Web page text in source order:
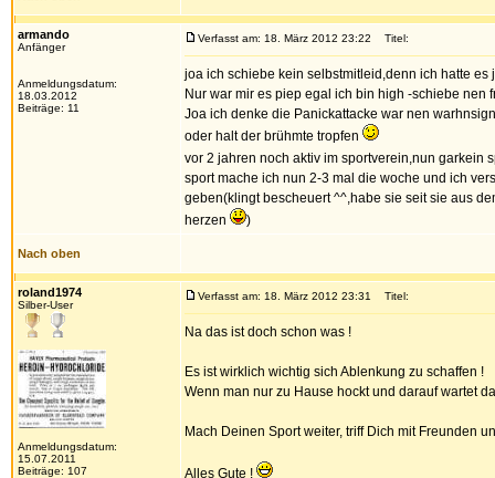
armando
Anfänger
Anmeldungsdatum:
18.03.2012
Beiträge: 11
Verfasst am: 18. März 2012 23:22 Titel:
joa ich schiebe kein selbstmitleid,denn ich hatte
Nur war mir es piep egal ich bin high -schiebe nen
Joa ich denke die Panickattacke war nen
oder halt der brühmte tropfen
vor 2 jahren noch aktiv im sportverein,nun garkein
sport mache ich nun 2-3 mal die woche und ich
geben(klingt bescheuert ^^,habe sie seit sie aus
herzen
)
Nach oben
roland1974
Silber-User
Anmeldungsdatum:
15.07.2011
Beiträge: 107
Verfasst am: 18. März 2012 23:31 Titel:
Na das ist doch schon was !
Es ist wirklich wichtig sich Ablenkung zu schaffen !
Wenn man nur zu Hause hockt und darauf wartet
Mach Deinen Sport weiter, triff Dich mit Freunden
Alles Gute !